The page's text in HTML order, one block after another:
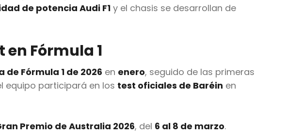
de potencia Audi F1 y el chasis se desarrollan de
Fórmula 1
de Fórmula 1 de 2026 en enero, seguido de las primeras
equipo participará en los test oficiales de Baréin en
Premio de Australia 2026, del 6 al 8 de marzo.